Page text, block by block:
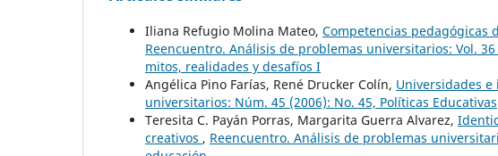
Iliana Refugio Molina Mateo, Competencias pedagógicas
Reencuentro. Análisis de problemas universitarios: Vol.
mitos, realidades y desafíos I
Angélica Pino Farías, René Drucker Colín, Universidades e
universitarios: Núm. 45 (2006): No. 45, Políticas Educativas
Teresita C. Payán Porras, Margarita Guerra Alvarez,
creativos , Reencuentro. Análisis de problemas